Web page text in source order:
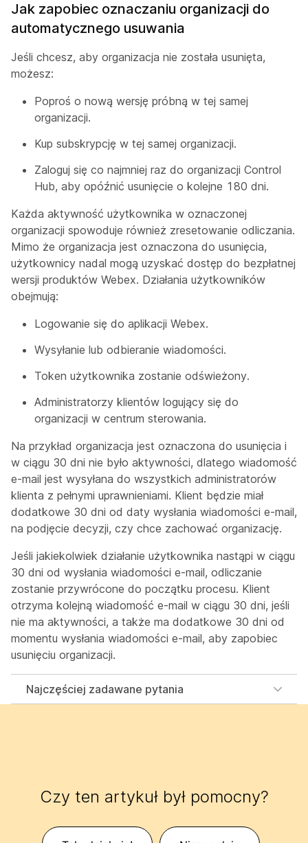
Jak zapobiec oznaczaniu organizacji do
automatycznego usuwania
Jeśli chcesz, aby organizacja nie została usunięta,
możesz:
Poproś o nową wersję próbną w tej samej
organizacji.
Kup subskrypcję w tej samej organizacji.
Zaloguj się co najmniej raz do organizacji Control
Hub, aby opóźnić usunięcie o kolejne 180 dni.
Każda aktywność użytkownika w oznaczonej
organizacji spowoduje również zresetowanie odliczania.
Mimo że organizacja jest oznaczona do usunięcia,
użytkownicy nadal mogą uzyskać dostęp do bezpłatnej
wersji produktów Webex. Działania użytkowników
obejmują:
Logowanie się do aplikacji Webex.
Wysyłanie lub odbieranie wiadomości.
Token użytkownika zostanie odświeżony.
Administratorzy klientów logujący się do
organizacji w centrum sterowania.
Na przykład organizacja jest oznaczona do usunięcia i
w ciągu 30 dni nie było aktywności, dlatego wiadomość
e-mail jest wysyłana do wszystkich administratorów
klienta z pełnymi uprawnieniami. Klient będzie miał
dodatkowe 30 dni od daty wysłania wiadomości e-mail,
na podjęcie decyzji, czy chce zachować organizację.
Jeśli jakiekolwiek działanie użytkownika nastąpi w ciągu
30 dni od wysłania wiadomości e-mail, odliczanie
zostanie przywrócone do początku procesu. Klient
otrzyma kolejną wiadomość e-mail w ciągu 30 dni, jeśli
nie ma aktywności, a także ma dodatkowe 30 dni od
momentu wysłania wiadomości e-mail, aby zapobiec
usunięciu organizacji.
Najczęściej zadawane pytania
Czy ten artykuł był pomocny?